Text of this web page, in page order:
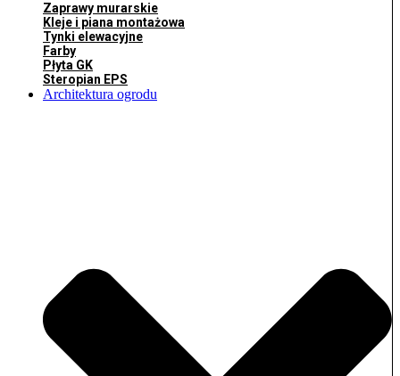
Zaprawy murarskie
Kleje i piana montażowa
Tynki elewacyjne
Farby
Płyta GK
Steropian EPS
Architektura ogrodu